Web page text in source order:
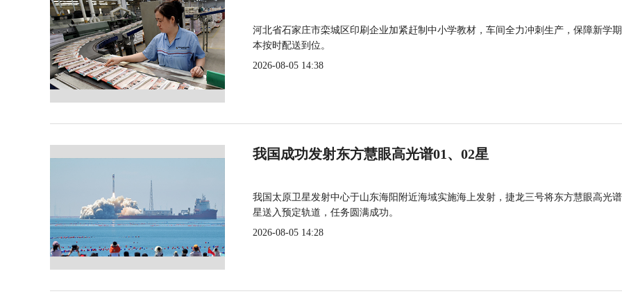
河北省石家庄市栾城区印刷企业加紧赶制中小学教材，车间全力冲刺生产，保障新学
本按时配送到位。
2026-08-05 14:38
我国成功发射东方慧眼高光谱01、02星
我国太原卫星发射中心于山东海阳附近海域实施海上发射，捷龙三号将东方慧眼高光
星送入预定轨道，任务圆满成功。
2026-08-05 14:28